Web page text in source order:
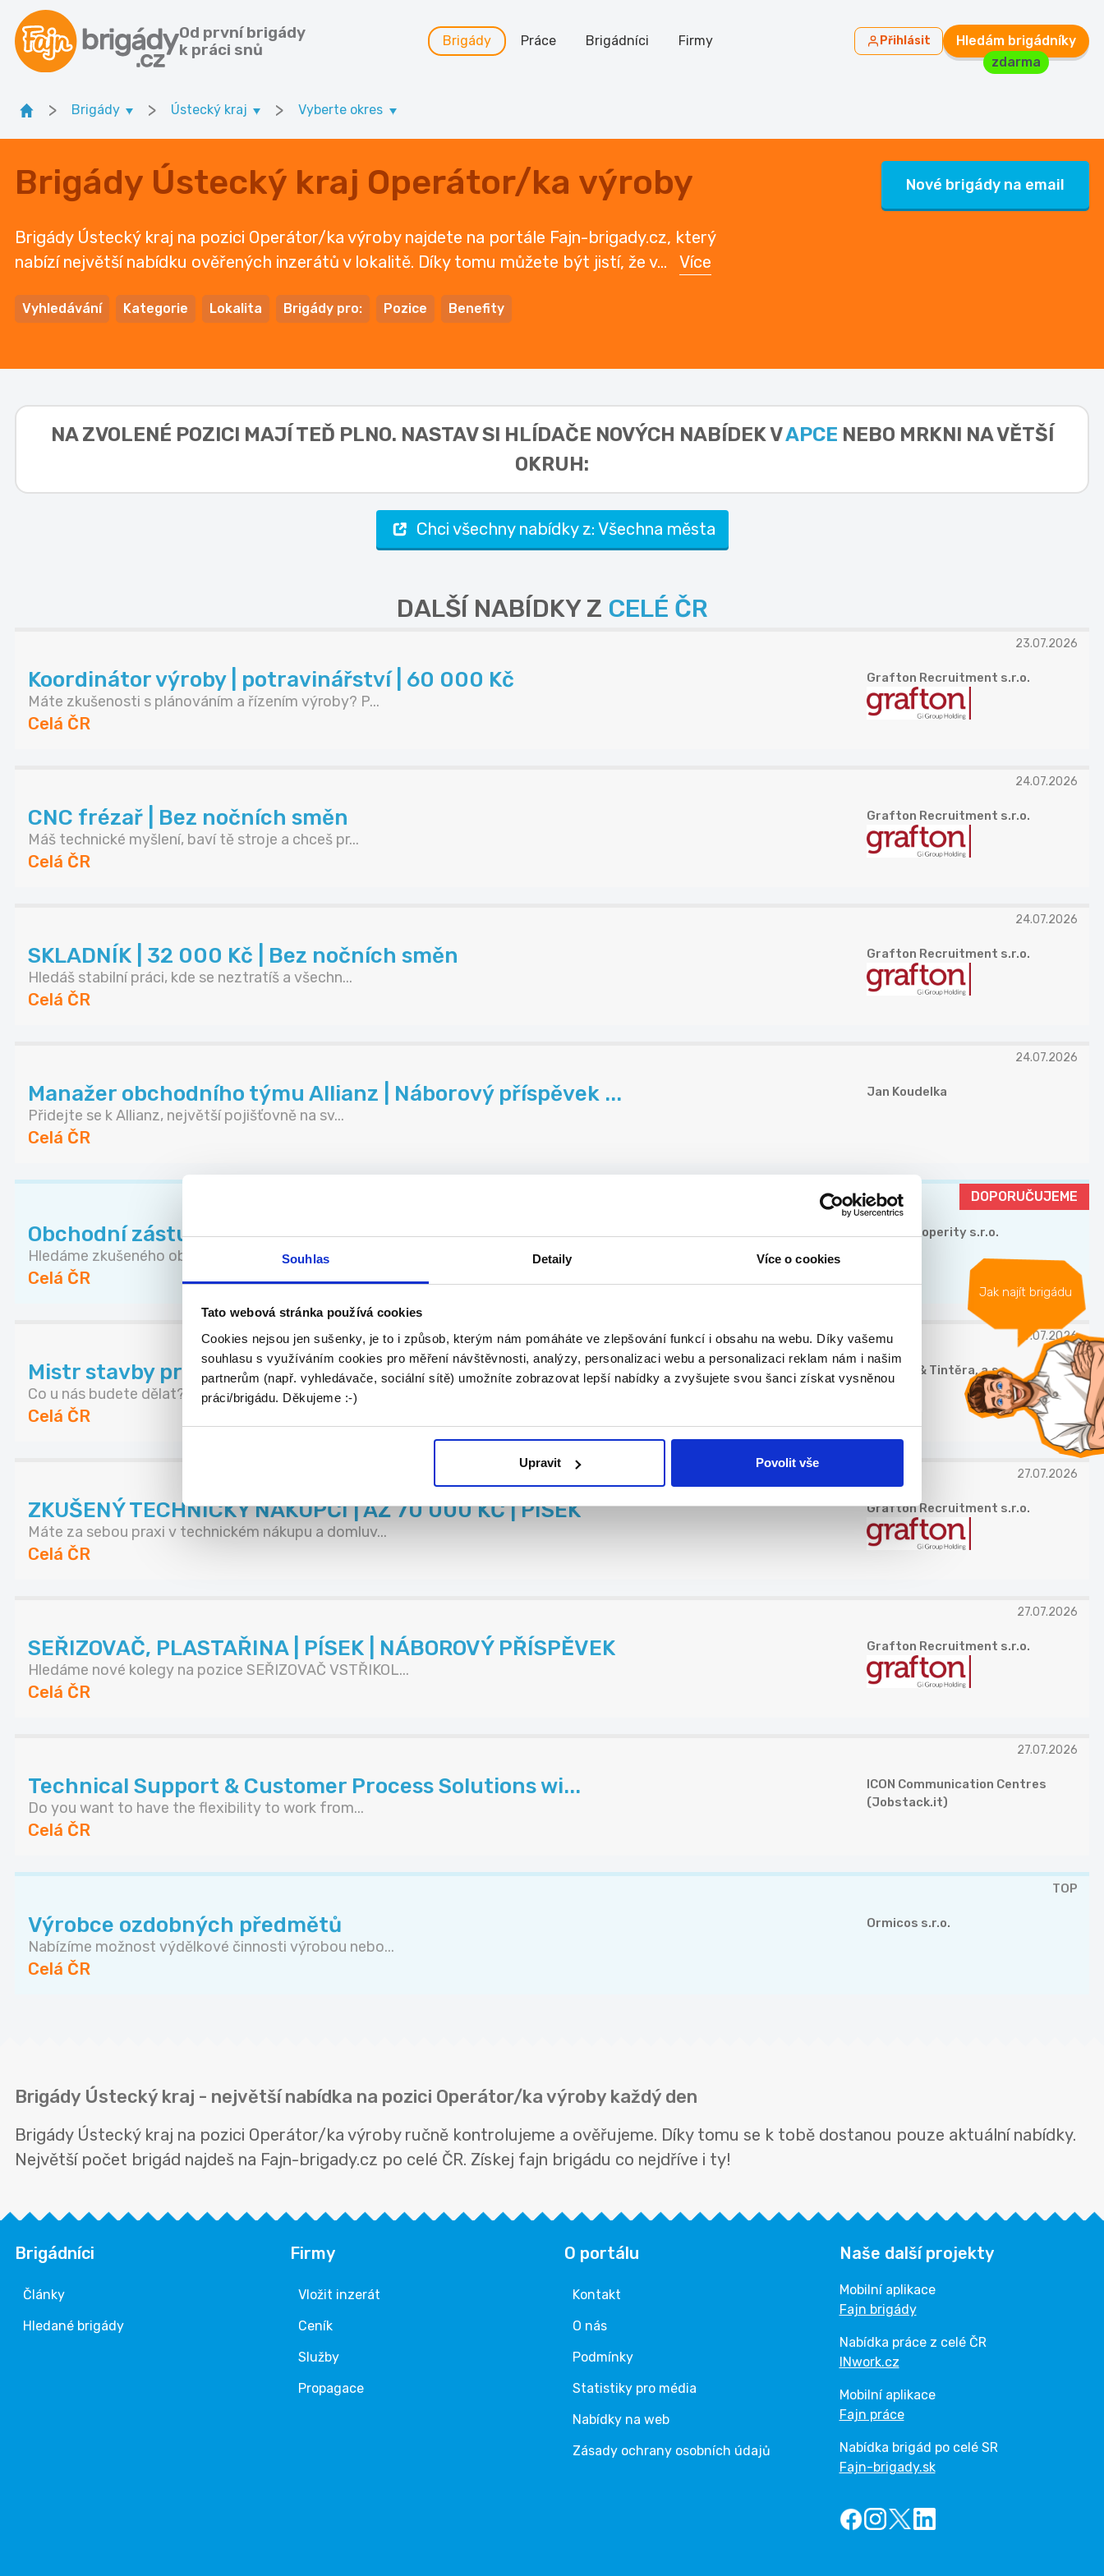
Souhlas Detaily Více o cookies
Tato webová stránka používá cookies
Cookies nejsou jen sušenky, je to i způsob, kterým nám pomáháte ve zlepšování funkcí i obsahu na webu. Díky vašemu
souhlasu s využíváním cookies pro měření návštěvnosti, analýzy, personalizaci webu a personalizaci reklam nám i našim
partnerům (např. vyhledávače, sociální sítě) umožníte zobrazovat lepší nabídky a zvyšujete svou šanci získat vysněnou
práci/brigádu. Děkujeme :-)
Upravit Povolit vše
Od první brigády
k práci snů
Brigády Práce Brigádníci Firmy Přihlásit
Hledám brigádníky
zdarma
Jak najít brigádu
> Brigády > Ústecký kraj > Vyberte okres
Brigády Ústecký kraj Operátor/ka výroby
Brigády Ústecký kraj na pozici Operátor/ka výroby najdete na portále Fajn-brigady.cz, který
nabízí největší nabídku ověřených inzerátů v lokalitě. Díky tomu můžete být jistí, že v... Více
Vyhledávání Kategorie Lokalita Brigády pro: Pozice Benefity
Nové brigády na email
NA ZVOLENÉ POZICI MAJÍ TEĎ PLNO. NASTAV SI HLÍDAČE NOVÝCH NABÍDEK VAPCE NEBO MRKNI NA VĚTŠÍ
OKRUH:
Chci všechny nabídky z: Všechna města
DALŠÍ NABÍDKY Z CELÉ ČR
23.07.2026
Koordinátor výroby | potravinářství | 60 000 Kč
Máte zkušenosti s plánováním a řízením výroby? P...
Celá ČR
Grafton Recruitment s.r.o.
24.07.2026
CNC frézař | Bez nočních směn
Máš technické myšlení, baví tě stroje a chceš pr...
Celá ČR
Grafton Recruitment s.r.o.
24.07.2026
SKLADNÍK | 32 000 Kč | Bez nočních směn
Hledáš stabilní práci, kde se neztratíš a všechn...
Celá ČR
Grafton Recruitment s.r.o.
24.07.2026
Manažer obchodního týmu Allianz | Náborový příspěvek ...
Přidejte se k Allianz, největší pojišťovně na sv...
Celá ČR
Jan Koudelka
DOPORUČUJEME
Obchodní zástupce pro nemovitostní projekty
Hledáme zkušeného obchodníka, který posílí náš t...
Celá ČR
Valora Properity s.r.o.
27.07.2026
Mistr stavby pro závod kolejových staveb
Co u nás budete dělat? - Řídit realizace sta...
Celá ČR
Chládek & Tintěra, a.s.
27.07.2026
ZKUŠENÝ TECHNICKÝ NÁKUPČÍ | AŽ 70 000 KČ | PÍSEK
Máte za sebou praxi v technickém nákupu a domluv...
Celá ČR
Grafton Recruitment s.r.o.
27.07.2026
SEŘIZOVAČ, PLASTAŘINA | PÍSEK | NÁBOROVÝ PŘÍSPĚVEK
Hledáme nové kolegy na pozice SEŘIZOVAČ VSTŘIKOL...
Celá ČR
Grafton Recruitment s.r.o.
27.07.2026
Technical Support & Customer Process Solutions wi...
Do you want to have the flexibility to work from...
Celá ČR
ICON Communication Centres
(Jobstack.it)
TOP
Výrobce ozdobných předmětů
Nabízíme možnost výdělkové činnosti výrobou nebo...
Celá ČR
Ormicos s.r.o.
Brigády Ústecký kraj - největší nabídka na pozici Operátor/ka výroby každý den
Brigády Ústecký kraj na pozici Operátor/ka výroby ručně kontrolujeme a ověřujeme. Díky tomu se k tobě dostanou pouze aktuální nabídky.
Největší počet brigád najdeš na Fajn-brigady.cz po celé ČR. Získej fajn brigádu co nejdříve i ty!
Brigádníci
Články
Hledané brigády
Firmy
Vložit inzerát
Ceník
Služby
Propagace
O portálu
Kontakt
O nás
Podmínky
Statistiky pro média
Nabídky na web
Zásady ochrany osobních údajů
Naše další projekty
Mobilní aplikace
Fajn brigády
Nabídka práce z celé ČR
INwork.cz
Mobilní aplikace
Fajn práce
Nabídka brigád po celé SR
Fajn-brigady.sk